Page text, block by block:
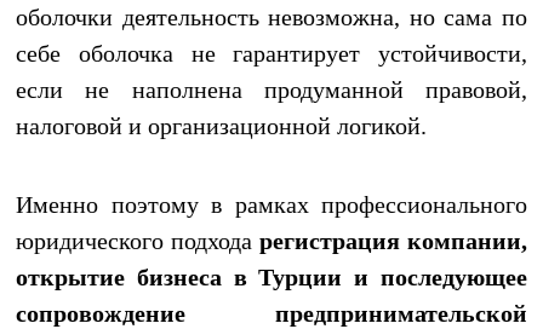
оболочки деятельность невозможна, но сама по
себе оболочка не гарантирует устойчивости,
если не наполнена продуманной правовой,
налоговой и организационной логикой.
Именно поэтому в рамках профессионального
юридического подхода регистрация компании,
открытие бизнеса в Турции и последующее
сопровождение предпринимательской